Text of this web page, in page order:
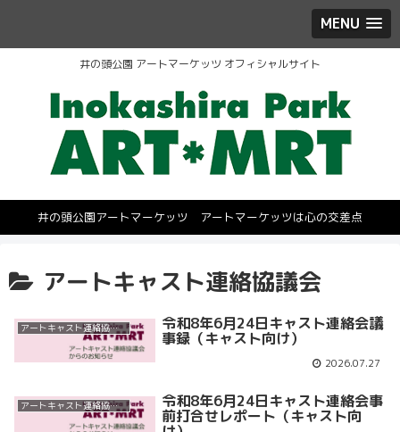
MENU
井の頭公園 アートマーケッツ オフィシャルサイト
井の頭公園アートマーケッツ アートマーケッツは心の交差点
アートキャスト連絡協議会
アートキャスト連絡協議会 令和8年6月24日キャスト連絡会議
事録（キャスト向け）
2026.07.27
アートキャスト連絡協議会 令和8年6月24日キャスト連絡会事
前打合せレポート（キャスト向